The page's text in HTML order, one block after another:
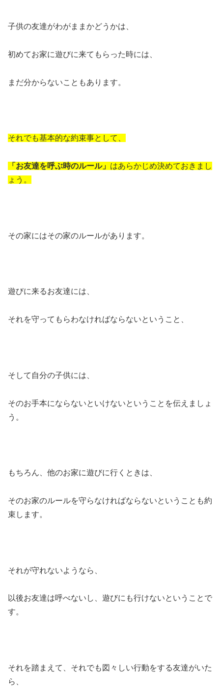
子供の友達がわがままかどうかは、
初めてお家に遊びに来てもらった時には、
まだ分からないこともあります。
それでも基本的な約束事として、
「お友達を呼ぶ時のルール」 はあらかじめ決めておきまし
ょう。
その家にはその家のルールがあります。
遊びに来るお友達には、
それを守ってもらわなければならないということ、
そして自分の子供には、
そのお手本にならないといけないということを伝えましょ
う。
もちろん、他のお家に遊びに行くときは、
そのお家のルールを守らなければならないということも約
束します。
それが守れないようなら、
以後お友達は呼べないし、遊びにも行けないということで
す。
それを踏まえて、それでも図々しい行動をする友達がいた
ら、